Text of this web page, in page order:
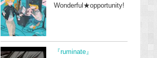
Wonderful★opportunity!
『ruminate』